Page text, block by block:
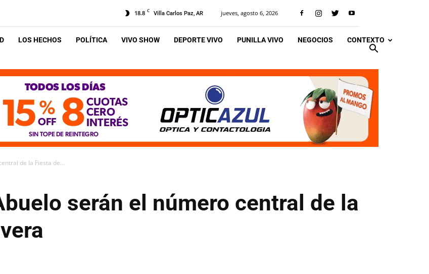
18.8 C Villa Carlos Paz, AR jueves, agosto 6, 2026
LOS HECHOS POLÍTICA VIVO SHOW DEPORTE VIVO PUNILLA VIVO NEGOCIOS CONTEXTO
de la Fiesta de...
serán el número central de la